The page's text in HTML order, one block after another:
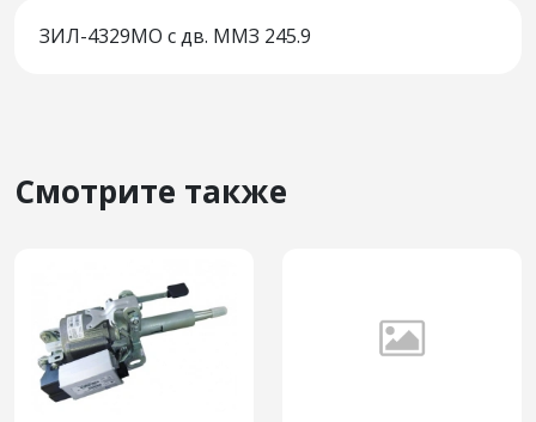
ЗИЛ-4329МО с дв. ММЗ 245.9
Смотрите также